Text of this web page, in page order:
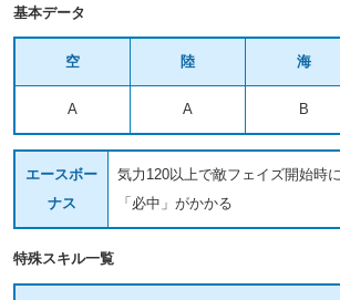
基本データ
空 陸 海
A A B
エースボー
ナス
気力120以上で敵フェイズ開始時
「必中」がかかる
特殊スキル一覧